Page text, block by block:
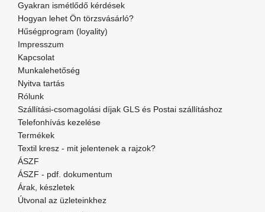
Gyakran ismétlődő kérdések
Hogyan lehet Ön törzsvásárló?
Hűségprogram (loyality)
Impresszum
Kapcsolat
Munkalehetőség
Nyitva tartás
Rólunk
Szállítási-csomagolási díjak GLS és Postai szállításhoz
Telefonhívás kezelése
Termékek
Textil kresz - mit jelentenek a rajzok?
ÁSZF
ÁSZF - pdf. dokumentum
Árak, készletek
Útvonal az üzleteinkhez